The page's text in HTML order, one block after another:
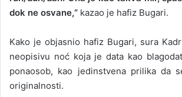
dok ne osvane,“ kazao je hafiz Bugari.
Kako je objasnio hafiz Bugari, sura
neopisivu noć koja je data kao
ponaosob, kao jedinstvena prilika da
originalnosti.